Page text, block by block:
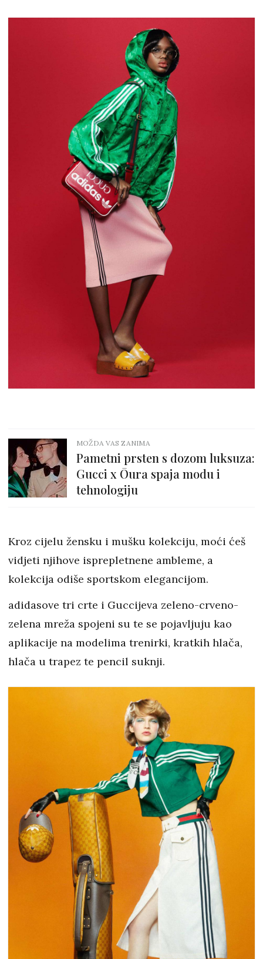
MOŽDA VAS ZANIMA
Pametni prsten s dozom luksuza:
Gucci x Ōura spaja modu i
tehnologiju
Kroz cijelu žensku i mušku kolekciju, moći ćeš
vidjeti njihove isprepletnene ambleme, a
kolekcija odiše sportskom elegancijom.
adidasove tri crte i Guccijeva zeleno-crveno-
zelena mreža spojeni su te se pojavljuju kao
aplikacije na modelima trenirki, kratkih hlača,
hlača u trapez te pencil suknji.